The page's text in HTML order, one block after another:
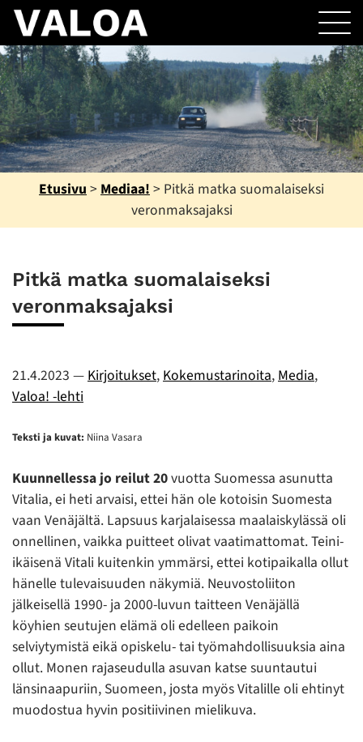
Etusivu > Mediaa! > Pitkä matka suomalaiseksi
veronmaksajaksi
Pitkä matka suomalaiseksi
veronmaksajaksi
21.4.2023 — Kirjoitukset, Kokemustarinoita, Media,
Valoa! -lehti
Teksti ja kuvat: Niina Vasara
Kuunnellessa jo reilut 20vuotta Suomessa asunutta
Vitalia, ei heti arvaisi, ettei hän ole kotoisin Suomesta
vaan Venäjältä. Lapsuus karjalaisessa maalaiskylässä oli
onnellinen, vaikka puitteet olivat vaatimattomat. Teini-
ikäisenä Vitali kuitenkin ymmärsi, ettei kotipaikalla ollut
hänelle tulevaisuuden näkymiä. Neuvostoliiton
jälkeisellä 1990- ja 2000-luvun taitteen Venäjällä
köyhien seutujen elämä oli edelleen paikoin
selviytymistä eikä opiskelu- tai työmahdollisuuksia aina
ollut. Monen rajaseudulla asuvan katse suuntautui
länsinaapuriin, Suomeen, josta myös Vitalille oli ehtinyt
muodostua hyvin positiivinen mielikuva.